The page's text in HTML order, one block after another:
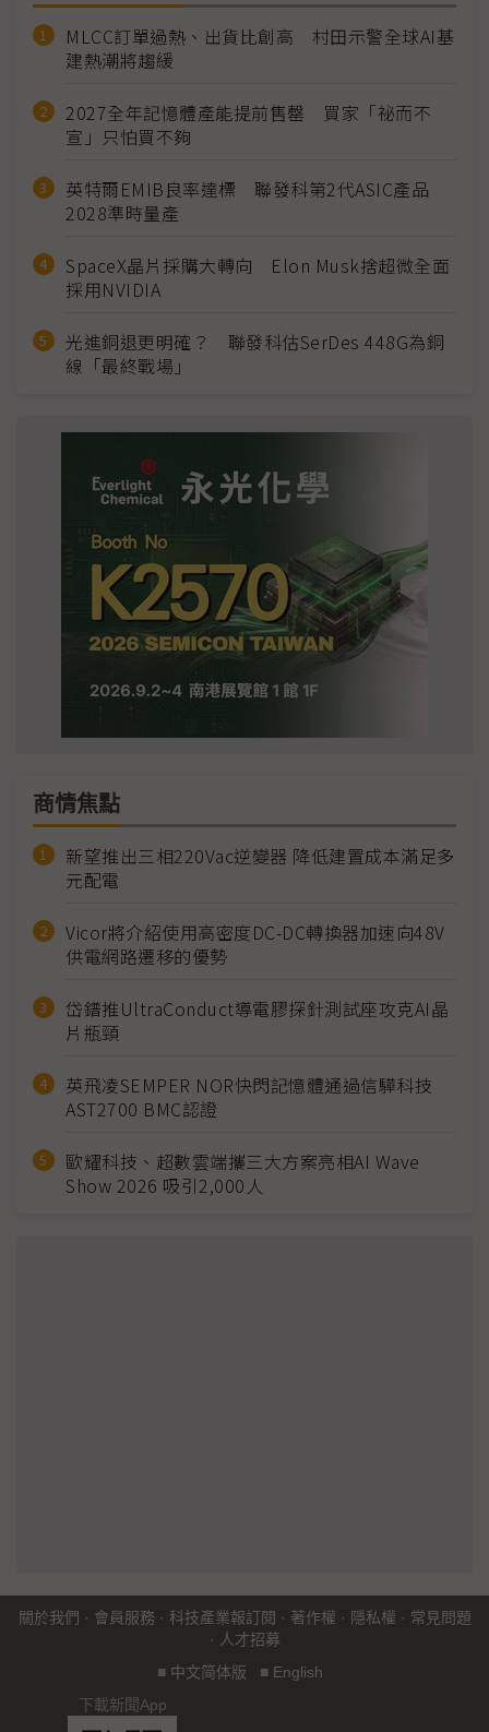
MLCC訂單過熱、出貨比創高 村田示警全球AI基
建熱潮將趨緩
2027全年記憶體產能提前售罄 買家「祕而不
宣」只怕買不夠
英特爾EMIB良率達標 聯發科第2代ASIC產品
2028準時量產
SpaceX晶片採購大轉向 Elon Musk捨超微全面
採用NVIDIA
光進銅退更明確？ 聯發科估SerDes 448G為銅
線「最終戰場」
商情焦點
新望推出三相220Vac逆變器 降低建置成本滿足多
元配電
Vicor將介紹使用高密度DC-DC轉換器加速向48V
供電網路遷移的優勢
岱鐠推UltraConduct導電膠探針測試座攻克AI晶
片瓶頸
英飛凌SEMPER NOR快閃記憶體通過信驊科技
AST2700 BMC認證
歐耀科技、超數雲端攜三大方案亮相AI Wave
Show 2026 吸引2,000人
關於我們 · 會員服務 · 科技產業報訂閱 · 著作權 · 隱私權 · 常見問題
· 人才招募
■ 中文简体版 ■ English
下載新聞App